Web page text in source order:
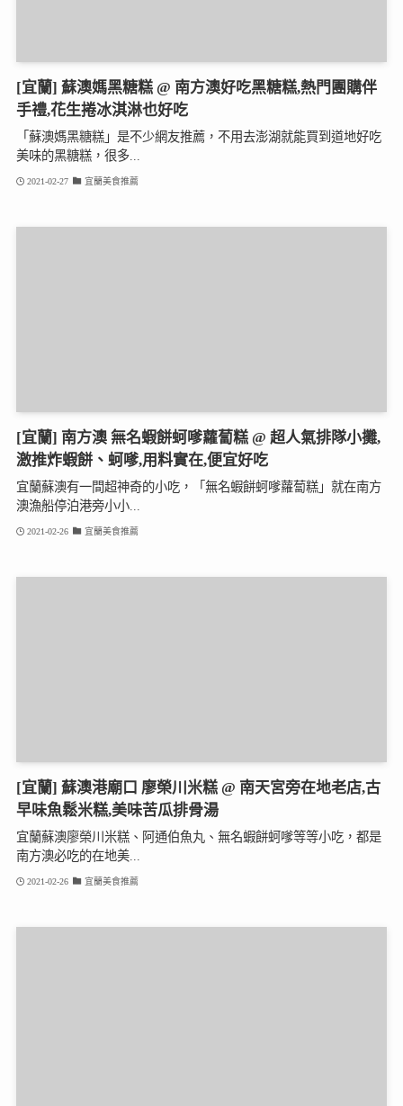
[宜蘭] 蘇澳媽黑糖糕 @ 南方澳好吃黑糖糕,熱門團購伴
手禮,花生捲冰淇淋也好吃
「蘇澳媽黑糖糕」是不少網友推薦，不用去澎湖就能買到道地好吃
美味的黑糖糕，很多...
2021-02-27 宜蘭美食推薦
[宜蘭] 南方澳 無名蝦餅蚵嗲蘿蔔糕 @ 超人氣排隊小攤,
激推炸蝦餅、蚵嗲,用料實在,便宜好吃
宜蘭蘇澳有一間超神奇的小吃，「無名蝦餅蚵嗲蘿蔔糕」就在南方
澳漁船停泊港旁小小...
2021-02-26 宜蘭美食推薦
[宜蘭] 蘇澳港廟口 廖榮川米糕 @ 南天宮旁在地老店,古
早味魚鬆米糕,美味苦瓜排骨湯
宜蘭蘇澳廖榮川米糕、阿通伯魚丸、無名蝦餅蚵嗲等等小吃，都是
南方澳必吃的在地美...
2021-02-26 宜蘭美食推薦